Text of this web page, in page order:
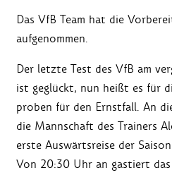
Das VfB Team hat die
aufgenommen.
Der letzte Test des VfB am
ist geglückt, nun heißt es für
proben für den Ernstfall. An
die Mannschaft des Trainers
erste Auswärtsreise der
Von 20:30 Uhr an gastiert